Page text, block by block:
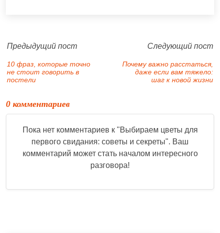
Предыдущий пост
10 фраз, которые точно
не стоит говорить в
постели
Следующий пост
Почему важно расстаться,
даже если вам тяжело:
шаг к новой жизни
0 комментариев
Пока нет комментариев к "Выбираем цветы для
первого свидания: советы и секреты". Ваш
комментарий может стать началом интересного
разговора!